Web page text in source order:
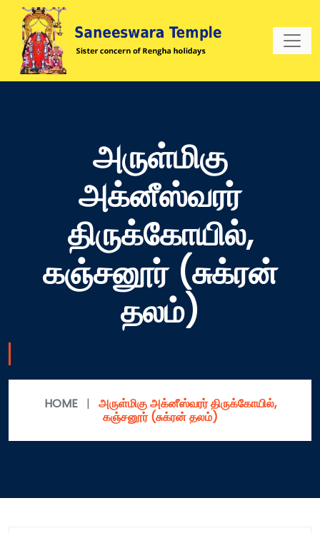
அருள்மிகு
அக்னீஸ்வரர்
திருக்கோயில்,
கஞ்சனூர் (சுக்ரன்
தலம்)
HOME |
அருள்மிகு அக்னீஸ்வரர் திருக்கோயில்,
கஞ்சனூர் (சுக்ரன் தலம்)